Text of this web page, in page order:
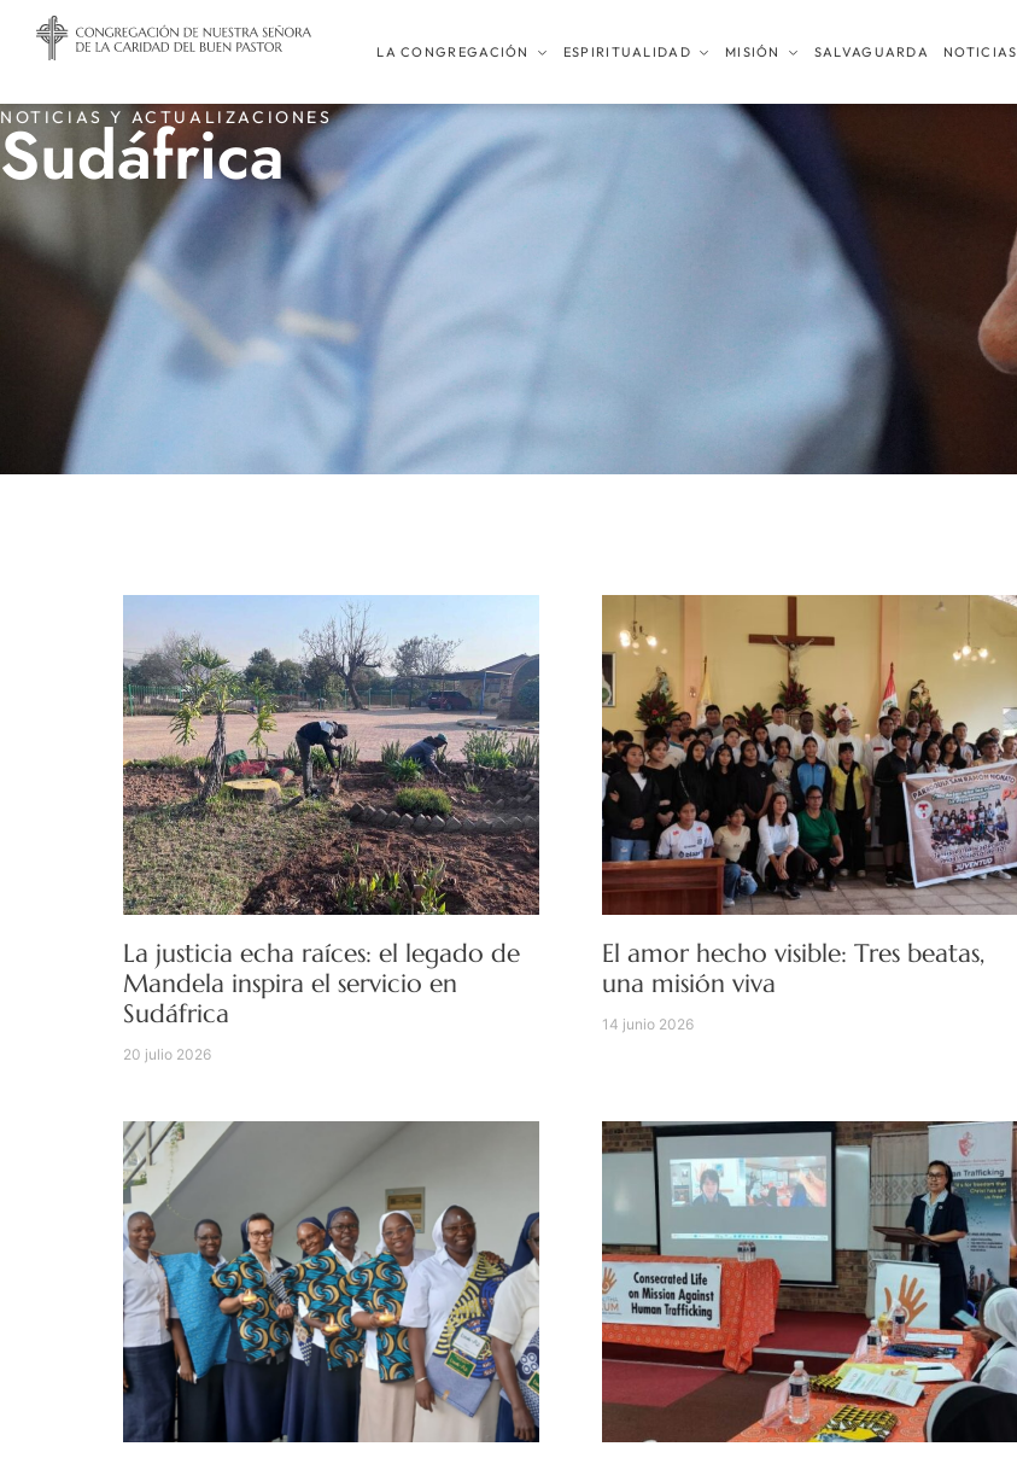
LA CONGREGACIÓN ESPIRITUALIDAD MISIÓN SALVAGUARDA NOTICIAS
NOTICIAS Y ACTUALIZACIONES
Sudáfrica
La justicia echa raíces: el legado de
Mandela inspira el servicio en
Sudáfrica
20 julio 2026
El amor hecho visible: Tres beatas,
una misión viva
14 junio 2026